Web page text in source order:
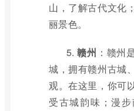
山，了解古代文化
丽景色。
5.赣州 ：赣州
城，拥有赣州古城
观。在这里，你可
受古城韵味；漫